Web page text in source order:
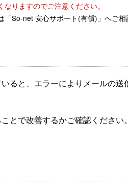
りますのでご注意ください。
So-net 安心サポート(有償)」へご相
ると、エラーによりメールの送
とで改善するかご確認ください。